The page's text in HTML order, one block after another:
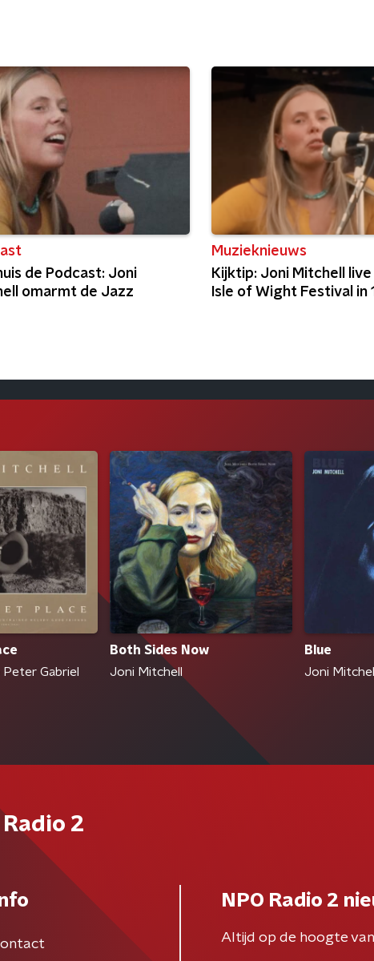
de Podcast: Joni
omarmt de Jazz
Muzieknieuws
Kijktip: Joni Mitchell
Isle of Wight Festival in
Gabriel
Both Sides Now
Joni Mitchell
Blue
Joni Mitchell
2
NPO Radio 2
Altijd op de hoogte